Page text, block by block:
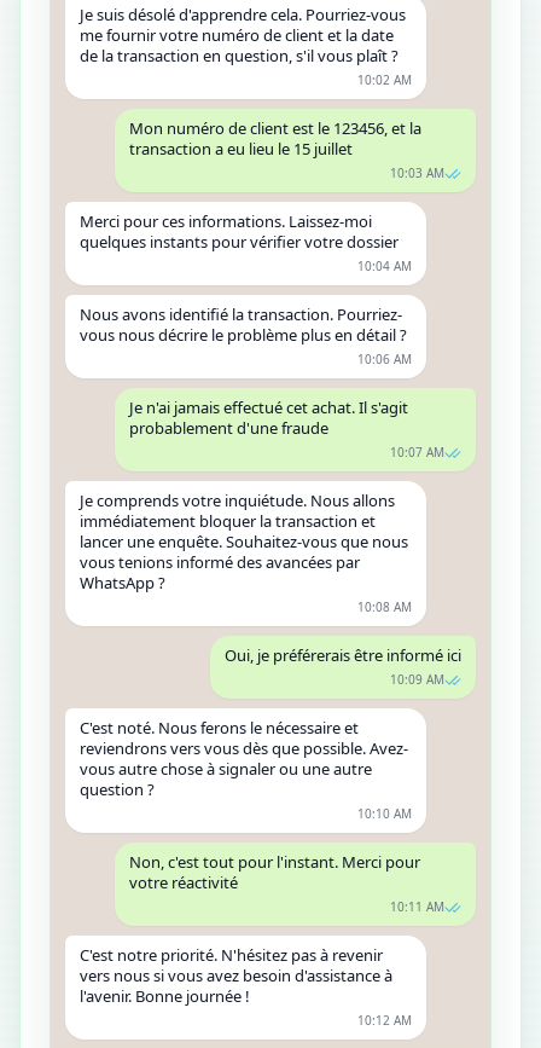
Je suis désolé d'apprendre cela. Pourriez-vous
me fournir votre numéro de client et la date
de la transaction en question, s'il vous plaît ?
10:02 AM
Mon numéro de client est le 123456, et la
transaction a eu lieu le 15 juillet
10:03 AM
Merci pour ces informations. Laissez-moi
quelques instants pour vérifier votre dossier
10:04 AM
Nous avons identifié la transaction. Pourriez-
vous nous décrire le problème plus en détail ?
10:06 AM
Je n'ai jamais effectué cet achat. Il s'agit
probablement d'une fraude
10:07 AM
Je comprends votre inquiétude. Nous allons
immédiatement bloquer la transaction et
lancer une enquête. Souhaitez-vous que nous
vous tenions informé des avancées par
WhatsApp ?
10:08 AM
Oui, je préférerais être informé ici
10:09 AM
C'est noté. Nous ferons le nécessaire et
reviendrons vers vous dès que possible. Avez-
vous autre chose à signaler ou une autre
question ?
10:10 AM
Non, c'est tout pour l'instant. Merci pour
votre réactivité
10:11 AM
C'est notre priorité. N'hésitez pas à revenir
vers nous si vous avez besoin d'assistance à
l'avenir. Bonne journée !
10:12 AM